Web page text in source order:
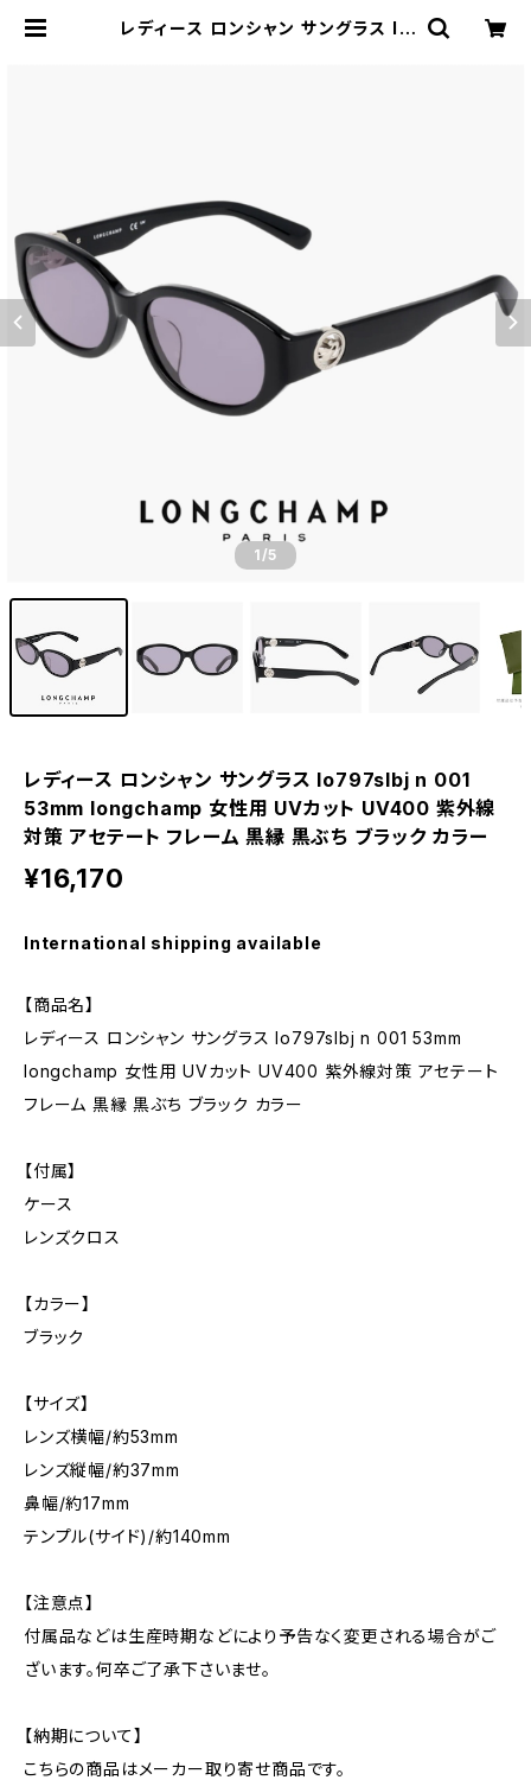
レディース ロンシャン サングラス lo
1/5
レディース ロンシャン サングラス lo797slbj n 001
53mm longchamp 女性用 UVカット UV400 紫外線
対策 アセテート フレーム 黒縁 黒ぶち ブラック カラー
¥16,170
International shipping available
【商品名】
レディース ロンシャン サングラス lo797slbj n 001 53mm
longchamp 女性用 UVカット UV400 紫外線対策 アセテート
フレーム 黒縁 黒ぶち ブラック カラー
【付属】
ケース
レンズクロス
【カラー】
ブラック
【サイズ】
レンズ横幅/約53mm
レンズ縦幅/約37mm
鼻幅/約17mm
テンプル(サイド)/約140mm
【注意点】
付属品などは生産時期などにより予告なく変更される場合がご
ざいます。何卒ご了承下さいませ。
【納期について】
こちらの商品はメーカー取り寄せ商品です。